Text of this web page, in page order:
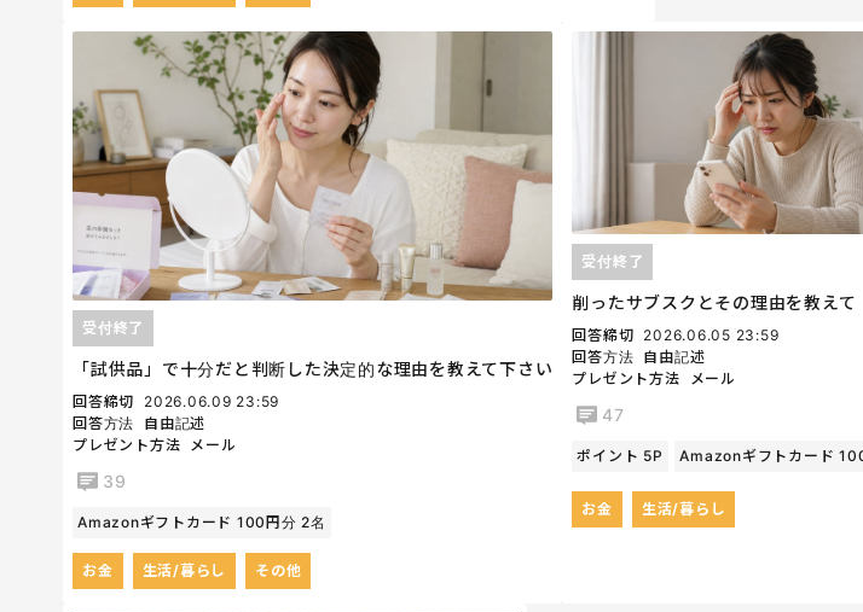
「試供品」で十分だと判断した決定的な理由を教えて下さい
受付終了
回答締切
2026.06.09 23:59
回答方法
自由記述
プレゼント方法 メール
39
Amazonギフトカード 100円分 2名
お金 生活/暮らし その他
削ったサブスクとその理由を教えて
受付終了
回答締切 2026.06.05 23:59
回答方法 自由記述
プレゼント方法
メール
47
ポイント 5P Amazonギフトカード
お金 生活/暮らし